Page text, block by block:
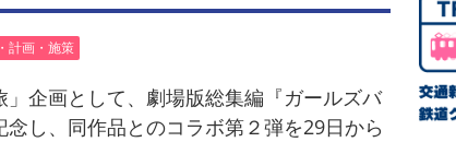
計画・施策
企画として、劇場版総集編『ガールズバ
念し、同作品とのコラボ第２弾を29日から